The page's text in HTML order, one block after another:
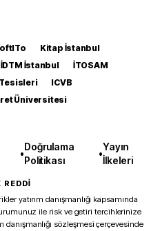
Kitap İstanbul
İDTM İstanbul
İTOSAM
ICVB
Üniversitesi
•
Doğrulama
Politikası
•
Yayın
İlkeleri
REDDİ
yatırım danışmanlığı kapsamında
ile risk ve getiri tercihlerinize
danışmanlığı sözleşmesi çerçevesinde